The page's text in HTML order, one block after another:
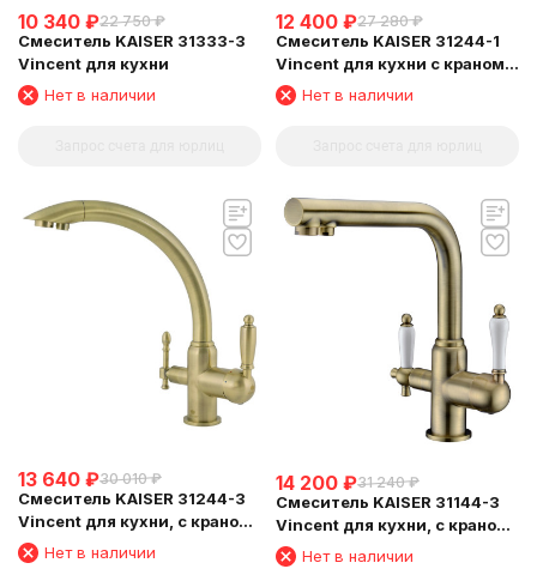
10 340 ₽22 750 ₽
Смеситель KAISER 31333-3
Vincent для кухни
Нет в наличии
12 400 ₽27 280 ₽
Смеситель KAISER 31244-1
Vincent для кухни с краном
для питьевой воды
Нет в наличии
13 640 ₽30 010 ₽
Смеситель KAISER 31244-3
Vincent для кухни, с краном
для питьевой воды,
бронзовый
Нет в наличии
14 200 ₽31 240 ₽
Смеситель KAISER 31144-3
Vincent для кухни, с краном
для питьевой воды,
бронзовый
Нет в наличии